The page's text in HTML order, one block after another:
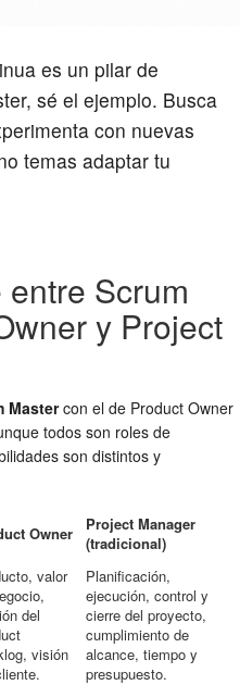
es un pilar de
sé el ejemplo. Busca
con nuevas
temas adaptar tu
Scrum
y Project
Mastercon el de Product Owner
todos son roles de
son distintos y
Owner
Project Manager
(tradicional)
valor
del
visión
Planificación,
ejecución, control y
cierre del proyecto,
cumplimiento de
alcance, tiempo y
presupuesto.